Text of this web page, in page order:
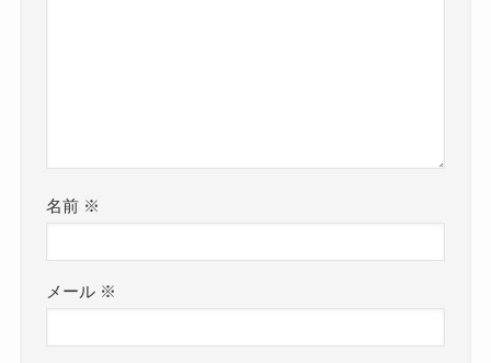
名前 ※
メール ※